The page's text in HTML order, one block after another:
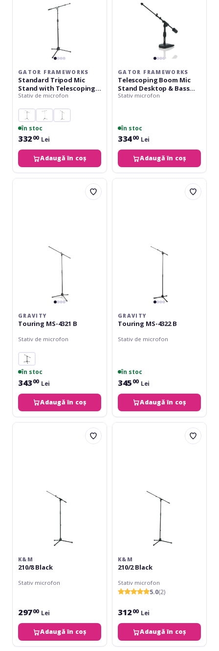
Telescoping
GATOR FRAMEWORKS
Standard Tripod Mic
Stand with Telescoping
Boom
Stativ de microfon
în stoc
33200 Lei
Adaugă în coș
GATOR FRAMEWORKS
Telescoping Boom Mic
Stand Desktop & Bass
Drum
Stativ microfon
în stoc
33400 Lei
Adaugă în coș
Gravity
GRAVITY
Touring MS-4321 B
Stativ de microfon
în stoc
34300 Lei
Adaugă în coș
Gravity
GRAVITY
Touring MS-4322 B
Stativ de microfon
în stoc
345 00 Lei
Adaugă în coș
K&M
K&M
210/8 Black
Stativ microfon
29700 Lei
Adaugă în coș
K&M
K&M
210/2 Black
Stativ microfon
5.0(2)
31200 Lei
Adaugă în coș